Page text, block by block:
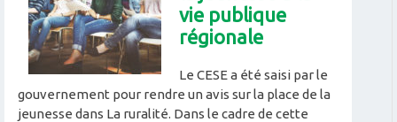
vie publique
régionale
Le CESE a été saisi par le
gouvernement pour rendre un avis sur la place de la
jeunesse dans La ruralité. Dans le cadre de cette